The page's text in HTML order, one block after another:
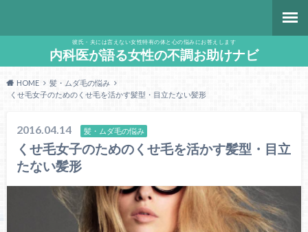
彼氏・夫には言えない女性特有の体と心の悩みにお答えします
内科医が語る女性の不調お助けナビ
HOME
髪・ムダ毛の悩み
くせ毛女子のためのくせ毛を活かす髪型・目立たない髪形
2016.04.14 髪・ムダ毛の悩み
くせ毛女子のためのくせ毛を活かす髪型・目立
たない髪形